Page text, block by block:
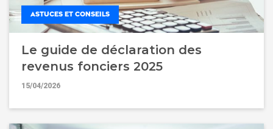
ASTUCES ET CONSEILS
Le guide de déclaration des
revenus fonciers 2025
15/04/2026